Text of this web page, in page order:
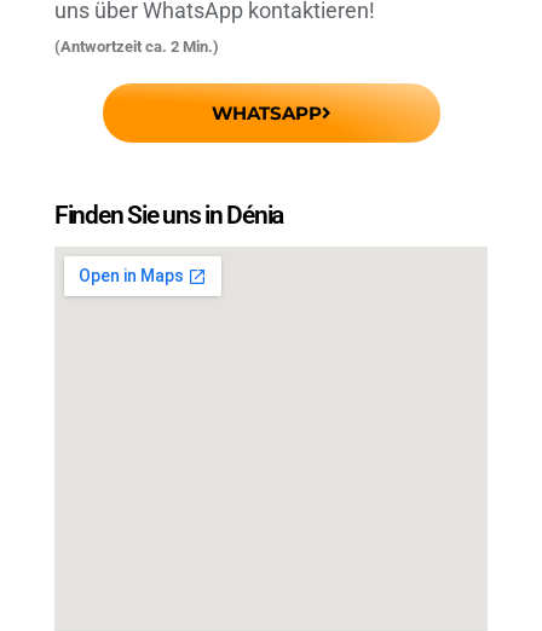
uns über WhatsApp kontaktieren!
(Antwortzeit ca. 2 Min.)
WHATSAPP
Finden Sie uns in Dénia